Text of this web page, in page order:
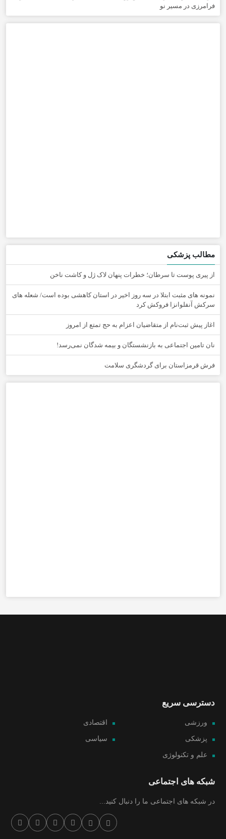
فرامرزی در مسیر نو
مطالب پزشکی
از پیری پوست تا سرطان؛ خطرات پنهان لاک ژل و کاشت ناخن
نمونه های مثبت ابتلا در سه روز اخیر در استان کاهشی بوده است/ شعله های
سرکش آنفلوانزا فروکش کرد
اغاز پیش ثبت‌نام از متقاضیان اعزام به حج تمتع از امروز
نان تامین اجتماعی به بازنشستگان و بیمه شدگان نمی‌رسد!
فرش قرمزاستان برای گردشگری سلامت
دسترسی سریع
ورزشی اقتصادی
پزشکی سیاسی
علم و تکنولوژی
شبکه های اجتماعی
در شبکه های اجتماعی ما را دنبال کنید...